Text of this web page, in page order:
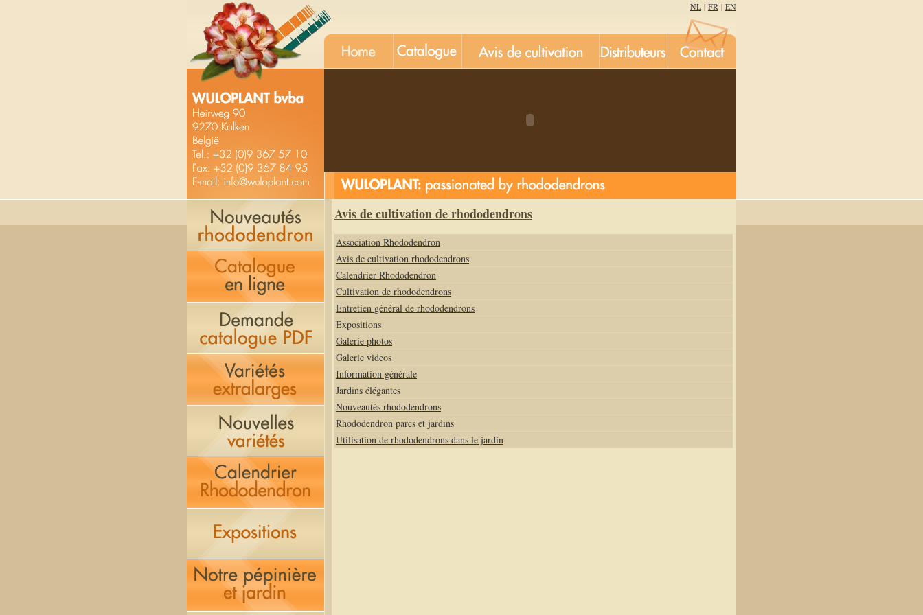
NL | FR | EN
Avis de cultivation de rhododendrons
Association Rhododendron
Avis de cultivation rhododendrons
Calendrier Rhododendron
Cultivation de rhododendrons
Entretien général de rhododendrons
Expositions
Galerie photos
Galerie videos
Information générale
Jardins élégantes
Nouveautés rhododendrons
Rhododendron parcs et jardins
Utilisation de rhododendrons dans le jardin